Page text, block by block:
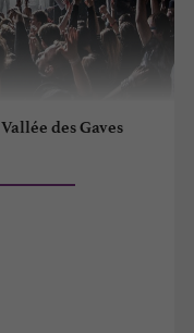
des Gaves